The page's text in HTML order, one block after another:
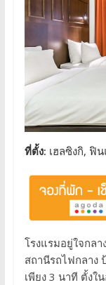
ที่ตั้ง: เฮลซิงกิ, ฟิ
โรงแรมอยู่ใจกลา
สถานีรถไฟกลาง
เพียง 3 นาที ตั้งใ